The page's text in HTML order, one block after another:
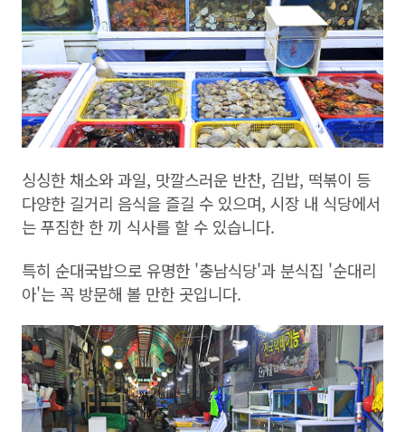
싱싱한 채소와 과일, 맛깔스러운 반찬, 김밥, 떡볶이 등
다양한 길거리 음식을 즐길 수 있으며, 시장 내 식당에서
는 푸짐한 한 끼 식사를 할 수 있습니다.
특히 순대국밥으로 유명한 '충남식당'과 분식집 '순대리
아'는 꼭 방문해 볼 만한 곳입니다.